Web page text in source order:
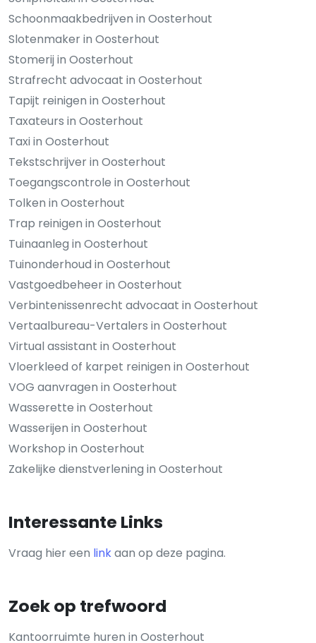
Schoonmaakbedrijven in Oosterhout
Slotenmaker in Oosterhout
Stomerij in Oosterhout
Strafrecht advocaat in Oosterhout
Tapijt reinigen in Oosterhout
Taxateurs in Oosterhout
Taxi in Oosterhout
Tekstschrijver in Oosterhout
Toegangscontrole in Oosterhout
Tolken in Oosterhout
Trap reinigen in Oosterhout
Tuinaanleg in Oosterhout
Tuinonderhoud in Oosterhout
Vastgoedbeheer in Oosterhout
Verbintenissenrecht advocaat in Oosterhout
Vertaalbureau-Vertalers in Oosterhout
Virtual assistant in Oosterhout
Vloerkleed of karpet reinigen in Oosterhout
VOG aanvragen in Oosterhout
Wasserette in Oosterhout
Wasserijen in Oosterhout
Workshop in Oosterhout
Zakelijke dienstverlening in Oosterhout
Interessante Links
Vraag hier een linkaan op deze pagina.
Zoek op trefwoord
Kantoorruimte huren in Oosterhout